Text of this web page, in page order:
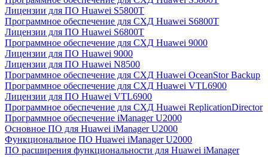
Лицензии для ПО Huawei S5800T
Программное обеспечение для СХД Huawei S6800T
Лицензии для ПО Huawei S6800T
Программное обеспечение для СХД Huawei 9000
Лицензии для ПО Huawei 9000
Лицензии для ПО Huawei N8500
Программное обеспечение для СХД Huawei OceanStor Backup
Программное обеспечение для СХД Huawei VTL6900
Лицензии для ПО Huawei VTL6900
Программное обеспечение для СХД Huawei ReplicationDirector
Программное обеспечение iManager U2000
Основное ПО для Huawei iManager U2000
Функциональное ПО Huawei iManager U2000
ПО расширения функциональности для Huawei iManager